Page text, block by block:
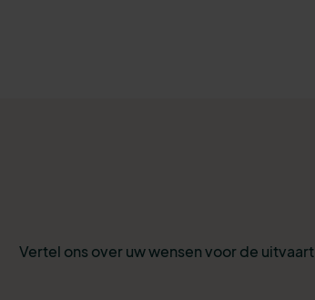
Vertel ons over uw wensen voor de uitvaart